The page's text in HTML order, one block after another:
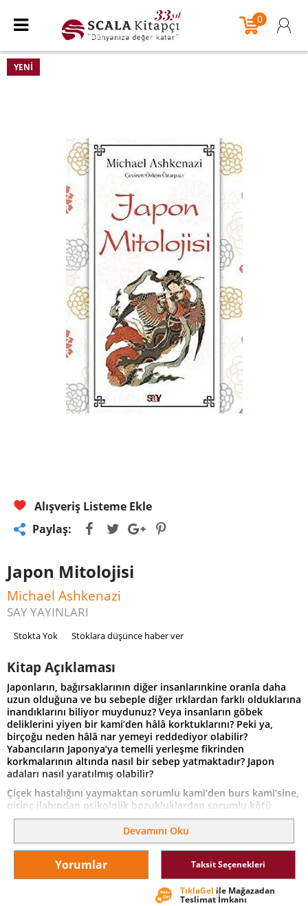
0
YENI
Alışveriş Listeme Ekle
Paylaş:
Japon Mitolojisi
Michael Ashkenazi
SAY YAYINLARI
Stokta Yok Stoklara düşünce haber ver
Kitap Açıklaması
Japonların, bağırsaklarının diğer insanlarınkine oranla daha
uzun olduğuna ve bu sebeple diğer ırklardan farklı olduklarına
inandıklarını biliyor muydunuz? Veya insanların göbek
deliklerini yiyen bir kami’den hâlâ korktuklarını? Peki ya,
birçoğu neden hâlâ nar yemeyi reddediyor olabilir?
Yabancıların Japonya’ya temelli yerleşme fikrinden
korkmalarının altında nasıl bir sebep yatmaktadır? Japon
adaları nasıl yaratılmış olabilir?
Çiçek hastalığını yaymaktan sorumlu kami’den burs kami’sine,
pirinç ilahından psikolojik bozukluklardan sorumlu kötü
ruhlara kadar sekiz milyon tanrısal varlığıyla ve Budist
etkilerle harmanlanmış hikâyeleriyle Japon mitolojik evreni
bambaşka bir dünyanın kapılarını açıyor.
Uzakdoğu’nun büyüleyici atmosferi ile ilginç inanışları bu
Devamını Oku
Yorumlar Taksit Seçenekleri
TıklaGel ile Mağazadan
Teslimat İmkanı